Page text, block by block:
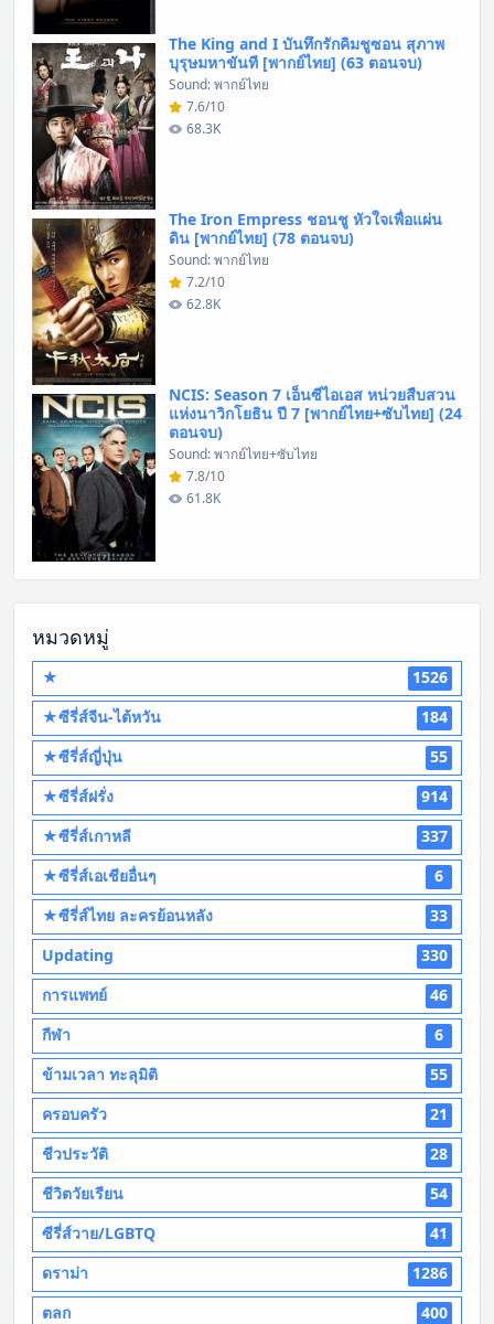
The King and I บันทึกรักคิมชูซอน สุภาพ
บุรุษมหาขันที [พากย์ไทย] (63 ตอนจบ)
Sound: พากย์ไทย
7.6/10
68.3K
The Iron Empress ชอนชู หัวใจเพื่อแผ่น
ดิน [พากย์ไทย] (78 ตอนจบ)
Sound: พากย์ไทย
7.2/10
62.8K
NCIS: Season 7 เอ็นซีไอเอส หน่วยสืบสวน
แห่งนาวิกโยธิน ปี 7 [พากย์ไทย+ซับไทย] (24
ตอนจบ)
Sound: พากย์ไทย+ซับไทย
7.8/10
61.8K
หมวดหมู่
★
1526
★ซีรี่ส์จีน-ไต้หวัน
184
★ซีรี่ส์ญี่ปุ่น
55
★ซีรี่ส์ฝรั่ง
914
★ซีรี่ส์เกาหลี
337
★ซีรี่ส์เอเชียอื่นๆ
6
★ซีรี่ส์ไทย ละครย้อนหลัง
33
Updating
330
การแพทย์
46
กีฬา
6
ข้ามเวลา ทะลุมิติ
55
ครอบครัว
21
ชีวประวัติ
28
ชีวิตวัยเรียน
54
ซีรี่ส์วาย/LGBTQ
41
ดราม่า
1286
ตลก
400